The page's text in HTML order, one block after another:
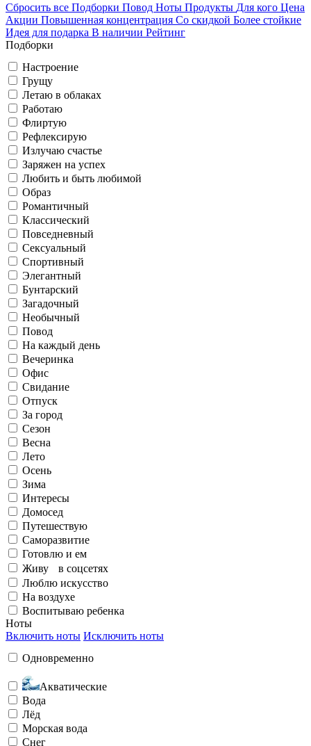
Грущу
Летаю в облаках
Работаю
Флиртую
Рефлексирую
Излучаю счастье
Заряжен на успех
Любить и быть любимой
Романтичный
Классический
Повседневный
Сексуальный
Спортивный
Элегантный
Бунтарский
Загадочный
На каждый день
Вечеринка
Офис
Свидание
Отпуск
За город
Весна
Лето
Осень
Зима
Домосед
Путешествую
Саморазвитие
Готовлю и ем
Живу в соцсетях
Люблю искусство
На воздухе
Воспитываю ребенка
Сбросить все Подборки Повод Ноты Продукты Для кого Цена
Акции Повышенная концентрация Со скидкой Более стойкие
Идея для подарка В наличии Рейтинг
Подборки
Настроение
Грущу
Летаю в облаках
Работаю
Флиртую
Рефлексирую
Излучаю счастье
Заряжен на успех
Любить и быть любимой
Образ
Романтичный
Классический
Повседневный
Сексуальный
Спортивный
Элегантный
Бунтарский
Загадочный
Необычный
Повод
На каждый день
Вечеринка
Офис
Свидание
Отпуск
За город
Сезон
Весна
Лето
Осень
Зима
Интересы
Домосед
Путешествую
Саморазвитие
Готовлю и ем
Живу в соцсетях
Люблю искусство
На воздухе
Воспитываю ребенка
Ноты
Включить ноты Исключить ноты
Одновременно
Акватические
Вода
Лёд
Морская вода
Снег